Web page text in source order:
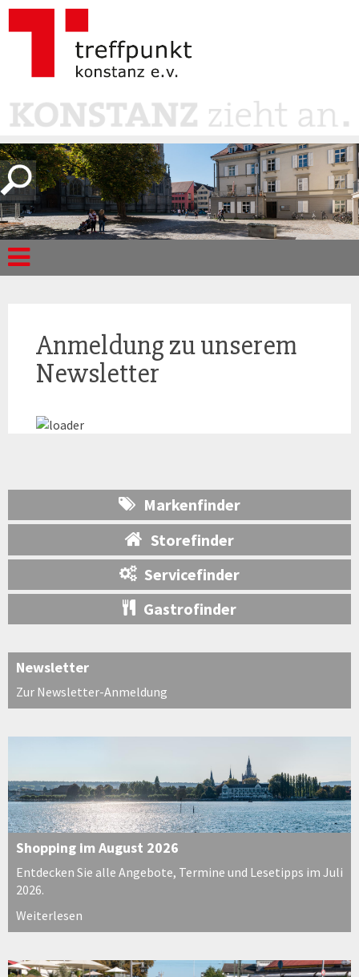
Anmeldung zu unserem
Newsletter
Markenfinder
Storefinder
Servicefinder
Gastrofinder
Newsletter
Zur Newsletter-Anmeldung
Shopping im August 2026
Entdecken Sie alle Angebote, Termine und Lesetipps im Juli
2026.
Weiterlesen